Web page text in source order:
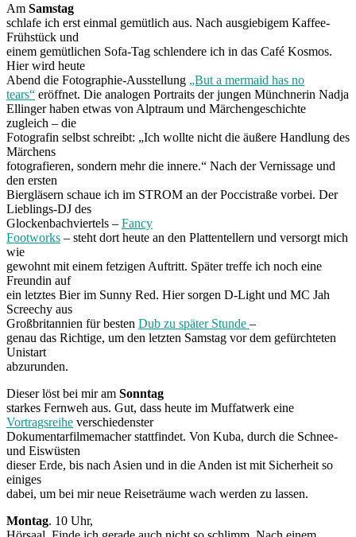
Am Samstag
schlafe ich erst einmal gemütlich aus. Nach ausgiebigem Kaffee-
Frühstück und
einem gemütlichen Sofa-Tag schlendere ich in das Café Kosmos.
Hier wird heute
Abend die Fotographie-Ausstellung „But a mermaid has no
tears“ eröffnet. Die analogen Portraits der jungen Münchnerin Nadja
Ellinger haben etwas von Alptraum und Märchengeschichte
zugleich – die
Fotografin selbst schreibt: „Ich wollte nicht die äußere Handlung des
Märchens
fotografieren, sondern mehr die innere.“ Nach der Vernissage und
den ersten
Biergläsern schaue ich im STROM an der Poccistraße vorbei. Der
Lieblings-DJ des
Glockenbachviertels – Fancy
Footworks – steht dort heute an den Plattentellern und versorgt mich
wie
gewohnt mit einem fetzigen Auftritt. Später treffe ich noch eine
Freundin auf
ein letztes Bier im Sunny Red. Hier sorgen D-Light und MC Jah
Screechy aus
Großbritannien für besten Dub zu später Stunde –
genau das Richtige, um den letzten Samstag vor dem gefürchteten
Unistart
abzurunden.
Dieser löst bei mir am Sonntag
starkes Fernweh aus. Gut, dass heute im Muffatwerk eine
Vortragsreihe verschiedenster
Dokumentarfilmemacher stattfindet. Von Kuba, durch die Schnee-
und Eiswüsten
dieser Erde, bis nach Asien und in die Anden ist mit Sicherheit so
einiges
dabei, um bei mir neue Reiseträume wach werden zu lassen.
Montag. 10 Uhr,